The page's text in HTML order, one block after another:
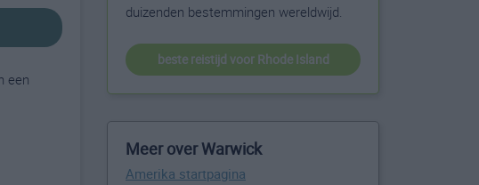
een
duizenden bestemmingen wereldwijd.
beste reistijd voor Rhode Island
Meer over Warwick
Amerika startpagina